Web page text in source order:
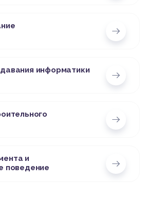
информатики
и
поведение